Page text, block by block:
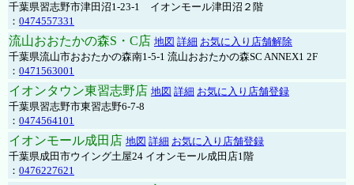
千葉県習志野市津田沼1-23-1 イオンモール津田沼２階
： 0474557331
流山おおたかの森S・C店 地図 詳細 お気に入り店舗解除
千葉県流山市おおたかの森南1-5-1 流山おおたかの森SC ANNEX1 2F
： 0471563001
イオンタウン東習志野店 地図 詳細 お気に入り店舗登録
千葉県習志野市東習志野6-7-8
： 0474564101
イオンモール成田店 地図 詳細 お気に入り店舗登録
千葉県成田市ウイング土屋24 イオンモール成田店1階
： 0476227621